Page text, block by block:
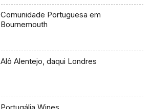
Comunidade Portuguesa em
Bournemouth
Alô Alentejo, daqui Londres